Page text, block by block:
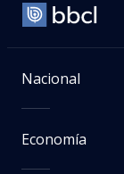
Nacional
Economía